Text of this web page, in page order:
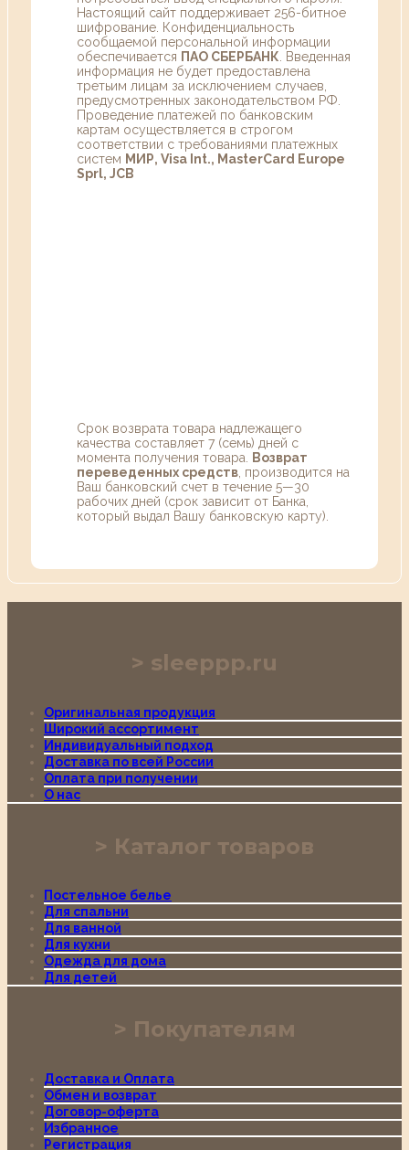
Настоящий сайт поддерживает 256-битное
шифрование. Конфиденциальность
сообщаемой персональной информации
обеспечивается ПАО СБЕРБАНК . Введенная
информация не будет предоставлена
третьим лицам за исключением случаев,
предусмотренных законодательством РФ.
Проведение платежей по банковским
картам осуществляется в строгом
соответствии с требованиями платежных
систем МИР, Visa Int., MasterCard Europe
Sprl, JCB
Срок возврата товара надлежащего
качества составляет 7 (семь) дней с
момента получения товара.
Возврат
переведенных средств , производится на
Ваш банковский счет в течение 5—30
рабочих дней (срок зависит от Банка,
который выдал Вашу банковскую карту).
sleeppp.ru
Оригинальная продукция
Широкий ассортимент
Индивидуальный подход
Доставка по всей России
Оплата при получении
О нас
Каталог товаров
Постельное белье
Для спальни
Для ванной
Для кухни
Одежда для дома
Для детей
Покупателям
Доставка и Оплата
Обмен и возврат
Договор-оферта
Избранное
Регистрация